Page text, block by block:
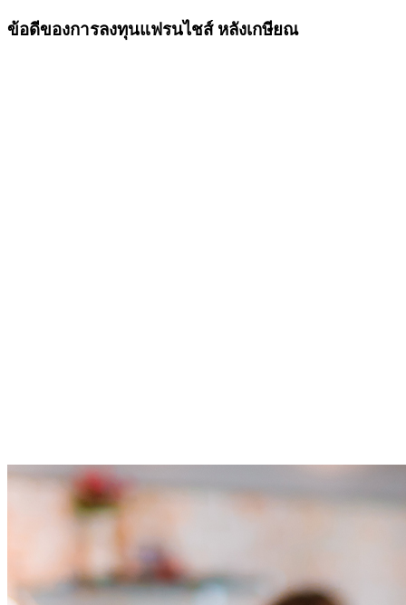
ข้อดีของการลงทุนแฟรนไชส์ หลังเกษียณ